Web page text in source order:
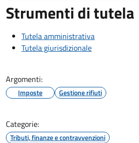
Strumenti di tutela
Tutela amministrativa
Tutela giurisdizionale
Argomenti:
Imposte Gestione rifiuti
Categorie:
Tributi, finanze e contravvenzioni